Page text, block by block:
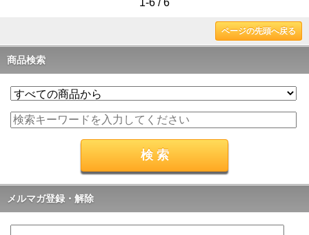
1-6 / 6
ページの先頭へ戻る
商品検索
メルマガ登録・解除